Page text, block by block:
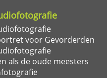
voor Gevorderden
als de oude meesters